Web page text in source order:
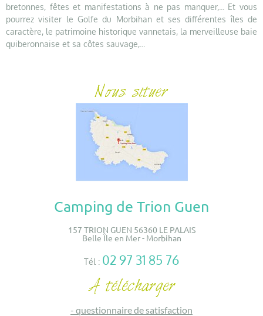
bretonnes, fêtes et manifestations à ne pas manquer,... Et vous
pourrez visiter le Golfe du Morbihan et ses différentes îles de
caractère, le patrimoine historique vannetais, la merveilleuse baie
quiberonnaise et sa côtes sauvage,...
Camping de Trion Guen
157 TRION GUEN 56360 LE PALAIS
Belle Île en Mer - Morbihan
Tél : 02 97 31 85 76
- questionnaire de satisfaction